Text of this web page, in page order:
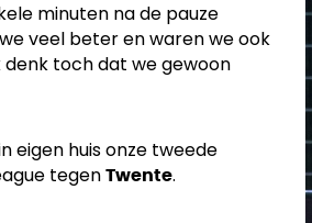
minuten na de pauze
veel beter en waren we ook
toch dat we gewoon
eigen huis onze tweede
tegen Twente.